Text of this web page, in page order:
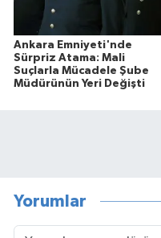
Ankara Emniyeti'nde
Sürpriz Atama: Mali
Suçlarla Mücadele Şube
Müdürünün Yeri Değişti
Yorumlar